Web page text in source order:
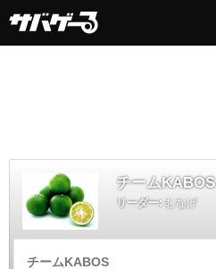
チームKABOS
リーダー: むなげ
チームKABOS